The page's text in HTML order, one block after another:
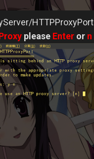
HTTPProxyPort
please Enter or n